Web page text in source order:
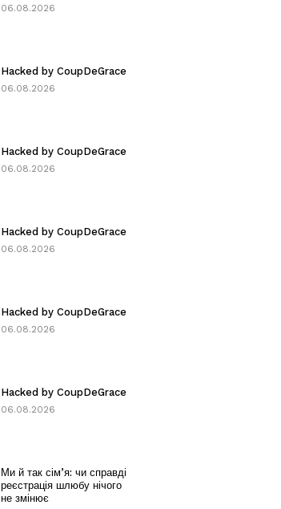
06.08.2026
Hacked by CoupDeGrace
06.08.2026
Hacked by CoupDeGrace
06.08.2026
Hacked by CoupDeGrace
06.08.2026
Hacked by CoupDeGrace
06.08.2026
Hacked by CoupDeGrace
06.08.2026
Ми й так сім’я: чи справді
реєстрація шлюбу нічого
не змінює